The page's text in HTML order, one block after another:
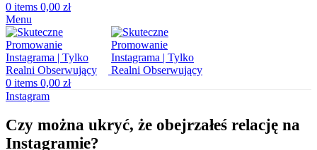
0 items 0,00 zł
Menu
0 items 0,00 zł
Instagram
Czy można ukryć, że obejrzałeś relację na
Instagramie?